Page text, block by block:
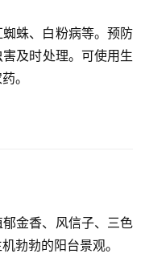
蛛、白粉病等。预防
及时处理。可使用生
。
金香、风信子、三色
勃勃的阳台景观。